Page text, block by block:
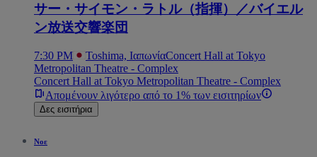
サー・サイモン・ラトル（指揮）／バイエル
ン放送交響楽団
7:30 PM Toshima, ΙαπωνίαConcert Hall at Tokyo
Metropolitan Theatre - Complex
Concert Hall at Tokyo Metropolitan Theatre - Complex
Απομένουν λιγότερο από το 1% των εισιτηρίων
Δες εισιτήρια
Νοε